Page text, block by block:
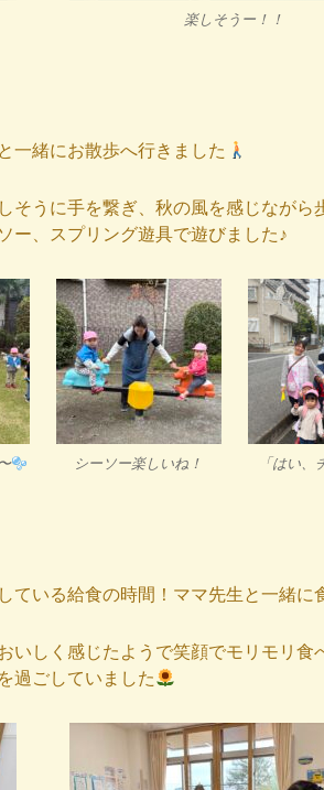
楽しそうー！！
一緒にお散歩へ行きました
そうに手を繋ぎ、秋の風を感じながら
ー、スプリング遊具で遊びました♪
シーソー楽しいね！ 「はい、
ている給食の時間！ママ先生と一緒に
いしく感じたようで笑顔でモリモリ食
過ごしていました